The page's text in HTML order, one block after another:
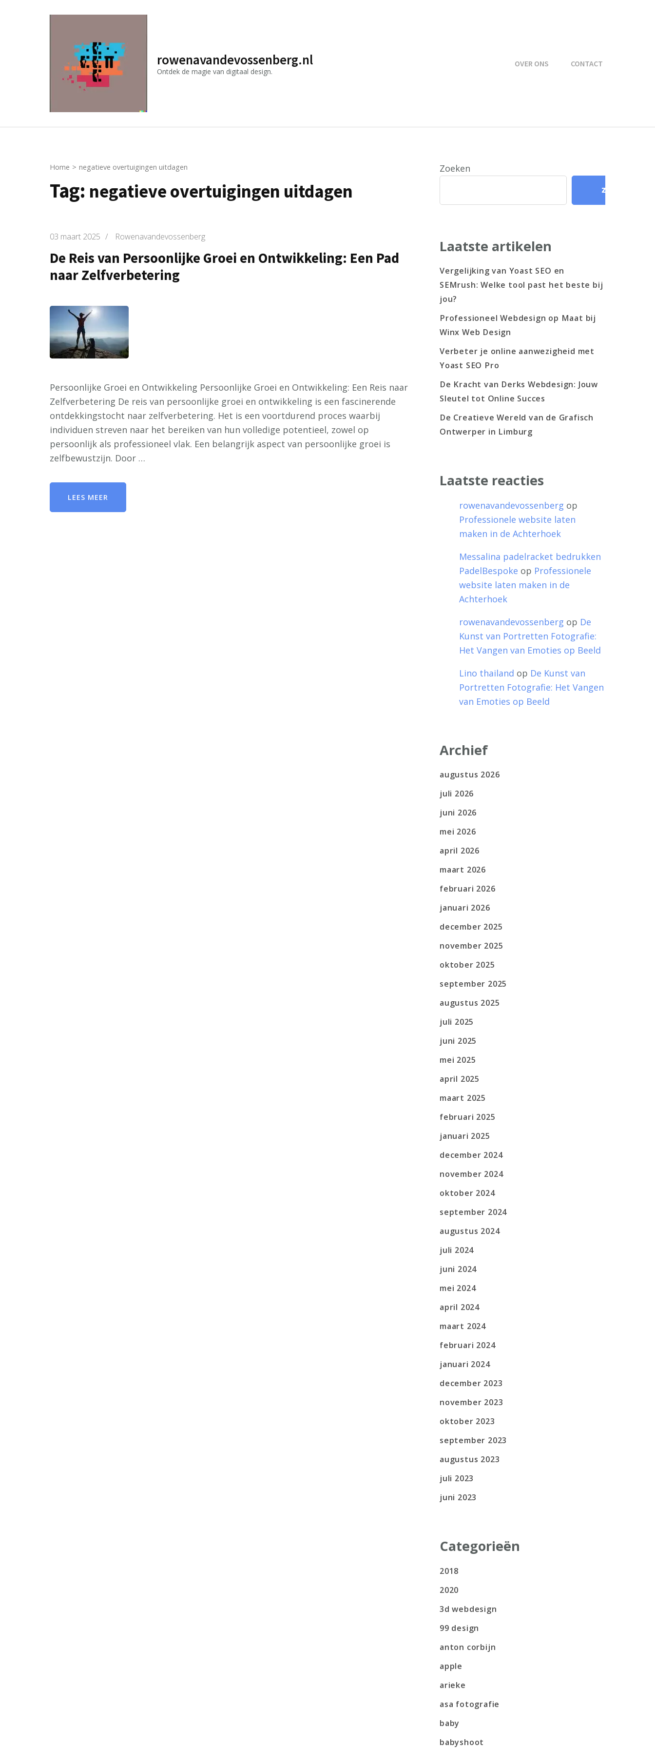
rowenavandevossenberg.nl
Ontdek de magie van digitaal design.
OVER ONS CONTACT
Home > negatieve overtuigingen uitdagen
Tag: negatieve overtuigingen uitdagen
03 maart 2025 / Rowenavandevossenberg
De Reis van Persoonlijke Groei en Ontwikkeling: Een Pad
naar Zelfverbetering
Persoonlijke Groei en Ontwikkeling Persoonlijke Groei en Ontwikkeling: Een Reis naar
Zelfverbetering De reis van persoonlijke groei en ontwikkeling is een fascinerende
ontdekkingstocht naar zelfverbetering. Het is een voortdurend proces waarbij
individuen streven naar het bereiken van hun volledige potentieel, zowel op
persoonlijk als professioneel vlak. Een belangrijk aspect van persoonlijke groei is
zelfbewustzijn. Door …
LEES MEER
Zoeken
Zoeken
Laatste artikelen
Vergelijking van Yoast SEO en
SEMrush: Welke tool past het beste bij
jou?
Professioneel Webdesign op Maat bij
Winx Web Design
Verbeter je online aanwezigheid met
Yoast SEO Pro
De Kracht van Derks Webdesign: Jouw
Sleutel tot Online Succes
De Creatieve Wereld van de Grafisch
Ontwerper in Limburg
Laatste reacties
rowenavandevossenberg op
Professionele website laten
maken in de Achterhoek
Messalina padelracket bedrukken
PadelBespoke op Professionele
website laten maken in de
Achterhoek
rowenavandevossenberg op De
Kunst van Portretten Fotografie:
Het Vangen van Emoties op Beeld
Lino thailand op De Kunst van
Portretten Fotografie: Het Vangen
van Emoties op Beeld
Archief
augustus 2026
juli 2026
juni 2026
mei 2026
april 2026
maart 2026
februari 2026
januari 2026
december 2025
november 2025
oktober 2025
september 2025
augustus 2025
juli 2025
juni 2025
mei 2025
april 2025
maart 2025
februari 2025
januari 2025
december 2024
november 2024
oktober 2024
september 2024
augustus 2024
juli 2024
juni 2024
mei 2024
april 2024
maart 2024
februari 2024
januari 2024
december 2023
november 2023
oktober 2023
september 2023
augustus 2023
juli 2023
juni 2023
Categorieën
2018
2020
3d webdesign
99 design
anton corbijn
apple
arieke
asa fotografie
baby
babyshoot